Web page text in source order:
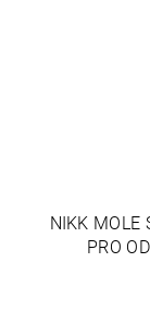
NIKK MOLE
PRO